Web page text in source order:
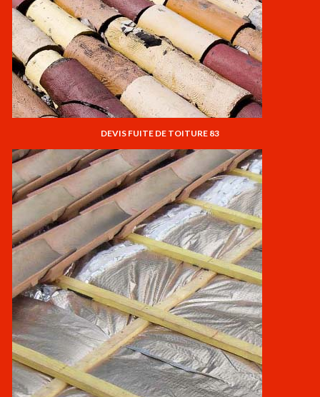
DEVIS FUITE DE TOITURE 83